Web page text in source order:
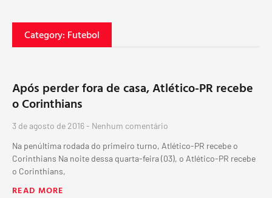
Category: Futebol
Após perder fora de casa, Atlético-PR recebe
o Corinthians
3 de agosto de 2016
Nenhum comentário
Na penúltima rodada do primeiro turno, Atlético-PR recebe o
Corinthians Na noite dessa quarta-feira (03), o Atlético-PR recebe
o Corinthians,
READ MORE